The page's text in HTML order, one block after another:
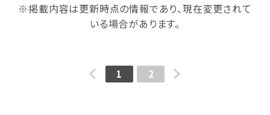
※掲載内容は更新時点の情報であり、現在変更されて
いる場合があります。
1 2